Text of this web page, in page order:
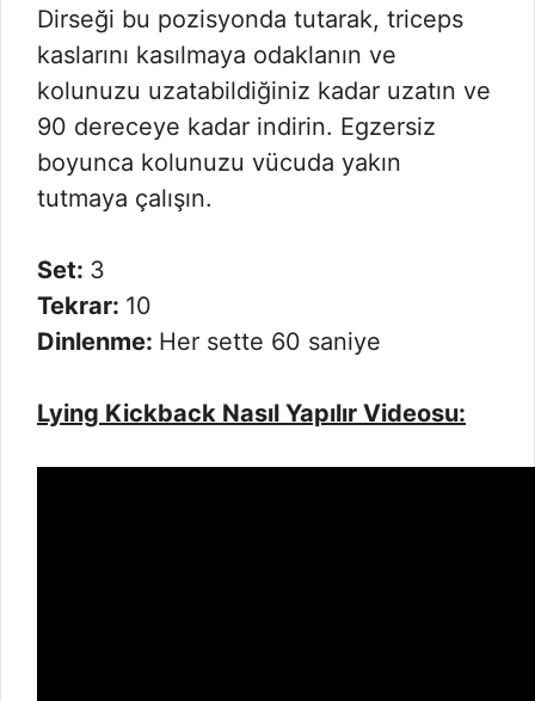
Dirseği bu pozisyonda tutarak, triceps
kaslarını kasılmaya odaklanın ve
kolunuzu uzatabildiğiniz kadar uzatın ve
90 dereceye kadar indirin. Egzersiz
boyunca kolunuzu vücuda yakın
tutmaya çalışın.
Set: 3
Tekrar: 10
Dinlenme: Her sette 60 saniye
Lying Kickback Nasıl Yapılır Videosu: